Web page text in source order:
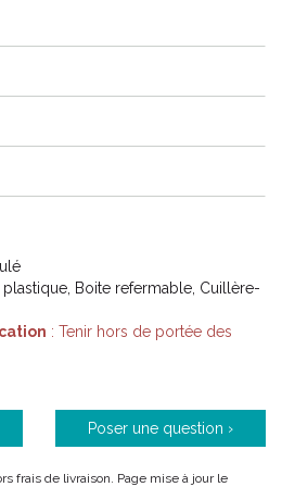
plastique, Boite refermable, Cuillère-
: Tenir hors de portée des
Poser une question ›
frais de livraison. Page mise à jour le